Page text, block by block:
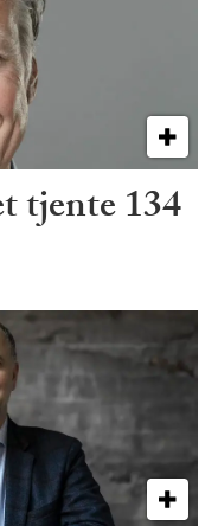
tjente 134